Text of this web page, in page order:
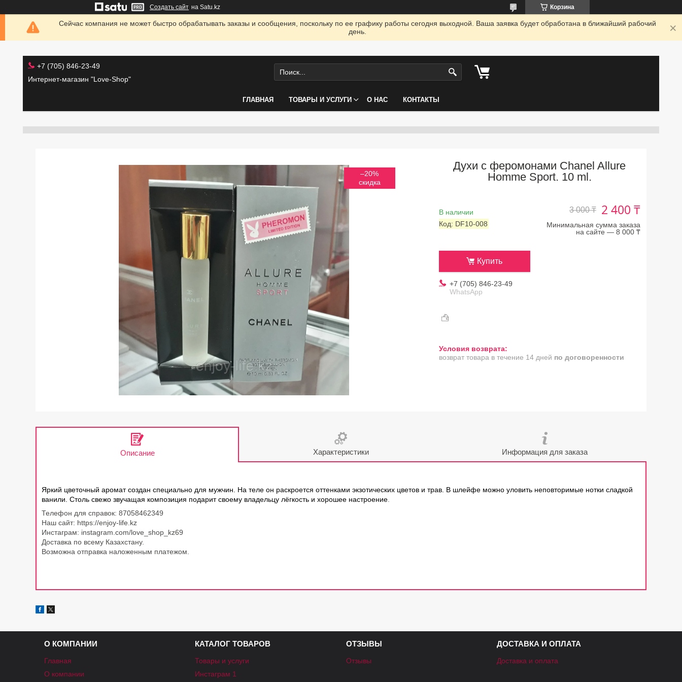
Создать сайт на Satu.kz Корзина
Сейчас компания не может быстро обрабатывать заказы и сообщения, поскольку по ее графику работы сегодня выходной. Ваша заявка будет обработана в ближайший рабочий
день.
+7 (705) 846-23-49
Интернет-магазин "Love-Shop"
ГЛАВНАЯ ТОВАРЫ И УСЛУГИ О НАС КОНТАКТЫ
–20%
Духи с феромонами Chanel Allure
Homme Sport. 10 ml.
В наличии
Код: DF10-008
3 000 ₸ 2 400 ₸
Минимальная сумма заказа
на сайте — 8 000 ₸
Купить
+7 (705) 846-23-49
WhatsApp
возврат товара в течение 14 дней по договоренности
Описание Характеристики Информация для заказа
Яркий цветочный аромат создан специально для мужчин. На теле он раскроется оттенками экзотических цветов и трав. В шлейфе можно уловить неповторимые нотки сладкой
ванили. Столь свежо звучащая композиция подарит своему владельцу лёгкость и хорошее настроение
Телефон для справок: 87058462349
Наш сайт: https://enjoy-life.kz
Инстаграм: instagram.com/love_shop_kz69
Доставка по всему Казахстану.
Возможна отправка наложенным платежом.
О КОМПАНИИ
Главная
О компании
КАТАЛОГ ТОВАРОВ
Товары и услуги
Инстаграм 1
ОТЗЫВЫ
Отзывы
ДОСТАВКА И ОПЛАТА
Доставка и оплата